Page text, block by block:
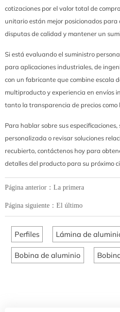
cotizaciones por el valor total de
unitario están mejor posicionados para
disputas de calidad y mantener un
Si está evaluando el suministro
para aplicaciones industriales, de
con un fabricante que combine escala
multiproducto y experiencia en envíos
tanto la transparencia de precios como
Para hablar sobre sus
personalizada o revisar soluciones
recubierto, contáctenos hoy para
detalles del producto para su próximo
Página anterior：La primera
Página siguiente：El último
Perfiles Lámina de
Bobina de aluminio